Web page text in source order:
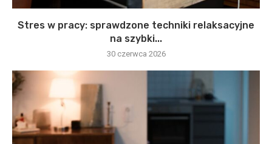
Stres w pracy: sprawdzone techniki relaksacyjne
na szybki...
30 czerwca 2026